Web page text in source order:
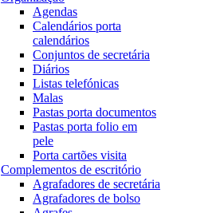
Agendas
Calendários porta
calendários
Conjuntos de secretária
Diários
Listas telefónicas
Malas
Pastas porta documentos
Pastas porta folio em
pele
Porta cartões visita
Complementos de escritório
Agrafadores de secretária
Agrafadores de bolso